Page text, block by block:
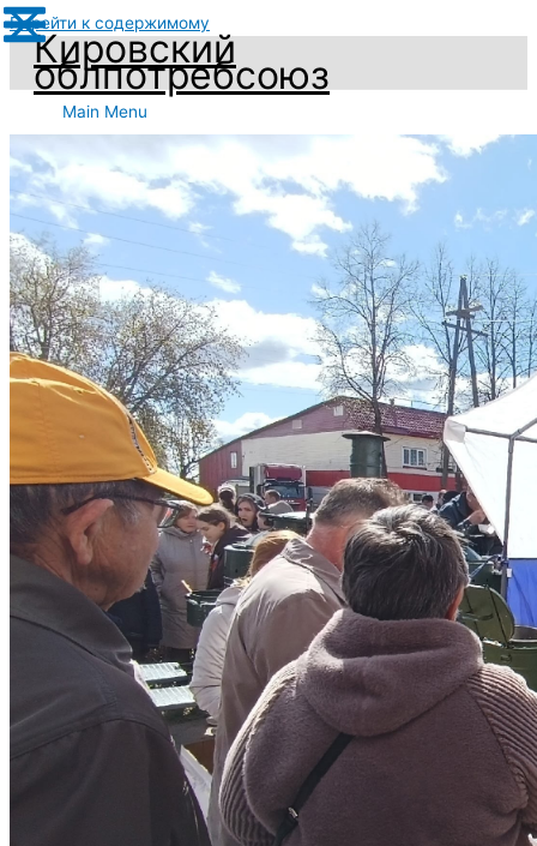
Перейти к содержимому
Кировский
облпотребсоюз
Main Menu